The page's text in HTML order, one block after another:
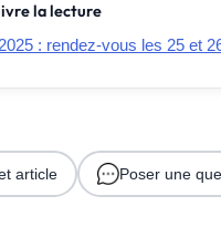
la lecture
: rendez-vous les 25 et
article Poser une